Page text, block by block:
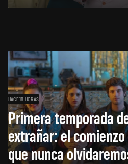
HACE 18 HORAS
Primera temporada
extrañar: el
que nunca